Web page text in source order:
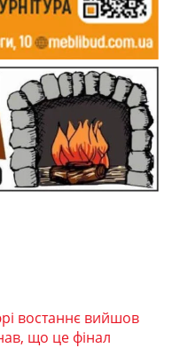
востаннє вийшов
що це фінал